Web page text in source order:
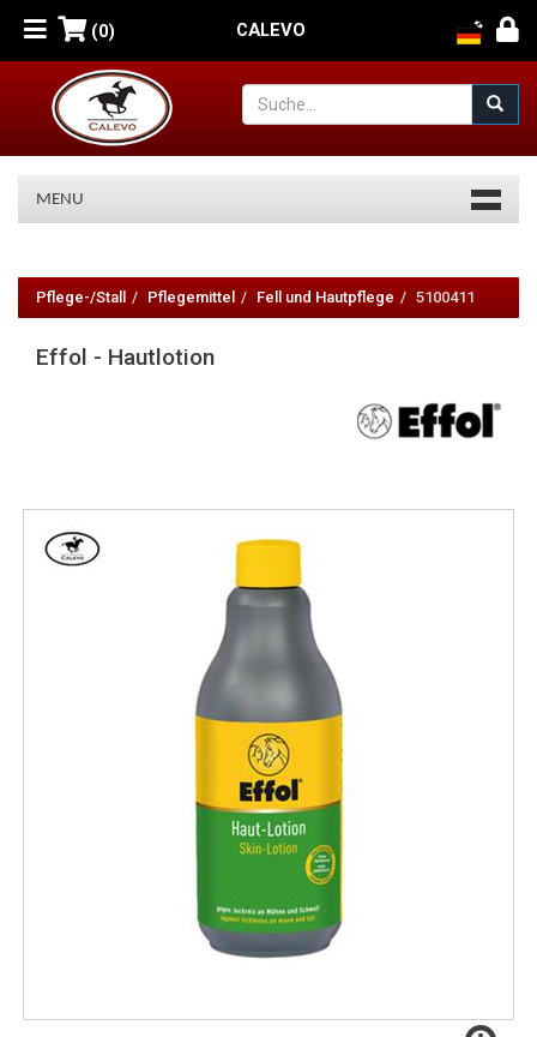
(0) CALEVO
MENU
Hautlotion
Pflege-/Stall Pflegemittel Fell und Hautpflege 5100411
Effol - Hautlotion